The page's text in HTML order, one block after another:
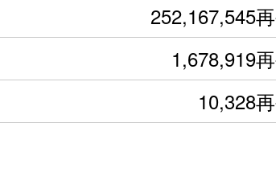
252,167,545
1,678,919
10,328